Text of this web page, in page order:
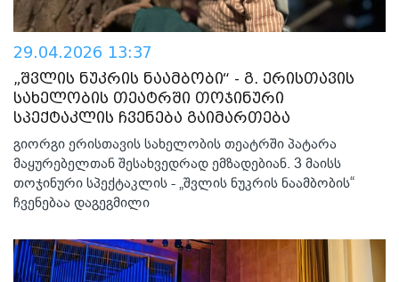
29.04.2026 13:37
„შვლის ნუკრის ნაამბობი“ - გ. ერისთავის
სახელობის თეატრში თოჯინური
სპექტაკლის ჩვენება გაიმართება
გიორგი ერისთავის სახელობის თეატრში პატარა
მაყურებელთან შესახვედრად ემზადებიან. 3 მაისს
თოჯინური სპექტაკლის - „შვლის ნუკრის ნაამბობის“
ჩვენებაა დაგეგმილი